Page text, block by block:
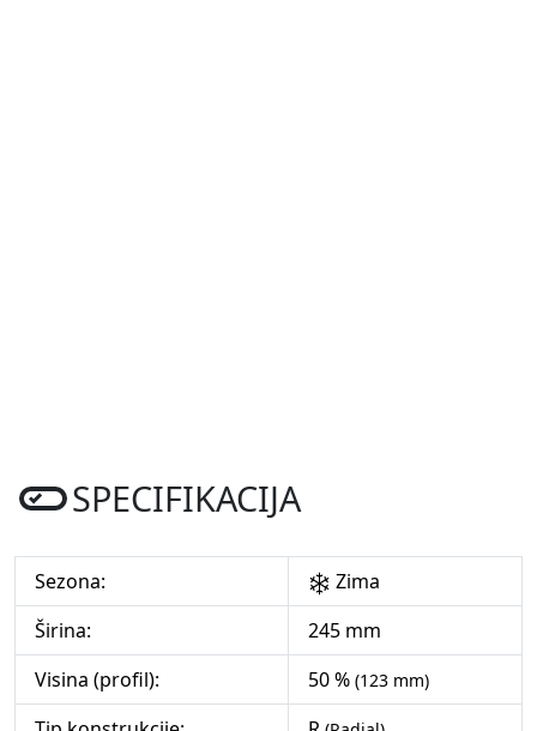
SPECIFIKACIJA
Sezona:
Zima
Širina:
245 mm
Visina (profil):
50 % (123 mm)